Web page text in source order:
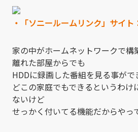
・「ソニールームリンク」サイ
家の中がホームネットワークで構
離れた部屋からでも
HDDに録画した番組を見る事が
どこの家庭でもできるというわ
ないけど
せっかく付いてる機能だからやっ